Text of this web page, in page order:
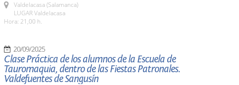
Valdelacasa (Salamanca)
LUGAR Valdelacasa
Hora: 21,00 h.
20/09/2025
Clase Práctica de los alumnos de la Escuela de
Tauromaquia, dentro de las Fiestas Patronales.
Valdefuentes de Sangusín